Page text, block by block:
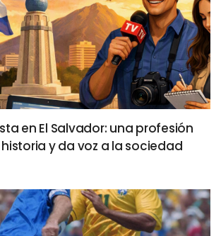
en El Salvador: una profesión
y da voz a la sociedad